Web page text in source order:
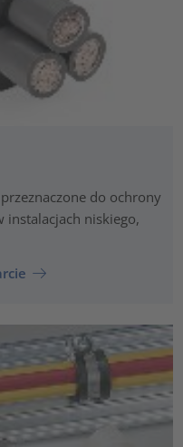
do ochrony
instalacjach niskiego,